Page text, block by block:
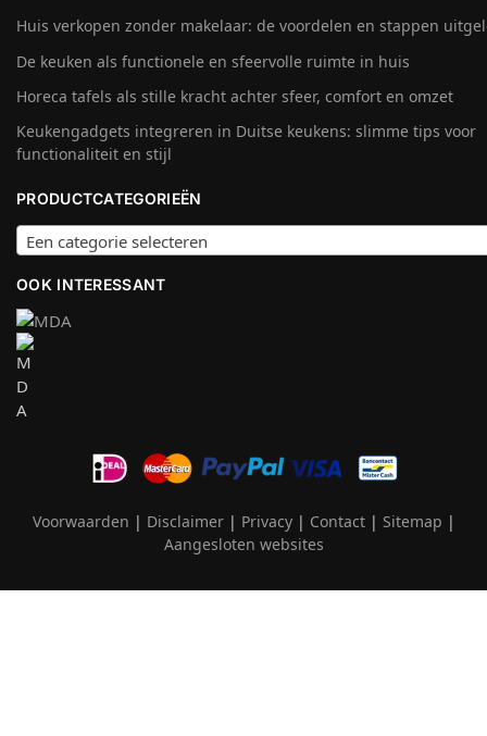
Huis verkopen zonder makelaar: de voordelen en stappen
De keuken als functionele en sfeervolle ruimte in huis
Horeca tafels als stille kracht achter sfeer, comfort en omzet
Keukengadgets integreren in Duitse keukens: slimme tips voor
functionaliteit en stijl
PRODUCTCATEGORIEËN
Een categorie selecteren
OOK INTERESSANT
Voorwaarden | Disclaimer| Privacy| Contact| Sitemap |
Aangesloten websites